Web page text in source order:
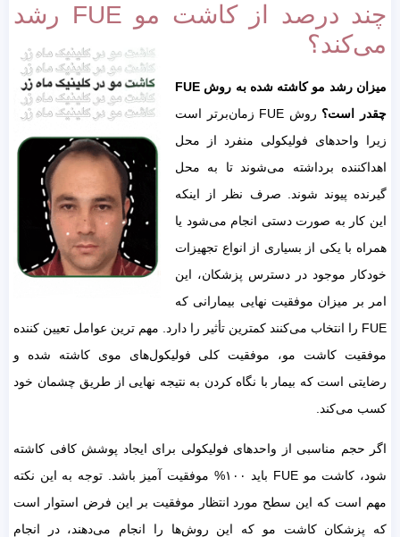
چند درصد از کاشت مو FUE رشد
می‌کند؟
میزان رشد مو کاشته شده به روش FUE
چقدر است؟
روش FUE زمان‌برتر است
زیرا واحدهای فولیکولی منفرد از محل
اهداکننده برداشته می‌شوند تا به محل
گیرنده پیوند شوند. صرف نظر از اینکه
این کار به صورت دستی انجام می‌شود یا
همراه با یکی از بسیاری از انواع تجهیزات
خودکار موجود در دسترس پزشکان، این
امر بر میزان موفقیت نهایی بیمارانی که
FUE را انتخاب می‌کنند کمترین تأثیر را دارد. مهم ترین عوامل تعیین کننده
موفقیت کاشت مو، موفقیت کلی فولیکول‌های موی کاشته شده و
رضایتی است که بیمار با نگاه کردن به نتیجه نهایی از طریق چشمان خود
کسب می‌کند.
اگر حجم مناسبی از واحدهای فولیکولی برای ایجاد پوشش کافی کاشته
شود، کاشت مو FUE باید ۱۰۰% موفقیت آمیز باشد. توجه به این نکته
مهم است که این سطح مورد انتظار موفقیت بر این فرض استوار است
که پزشکان کاشت مو که این روش‌ها را انجام می‌دهند، در انجام